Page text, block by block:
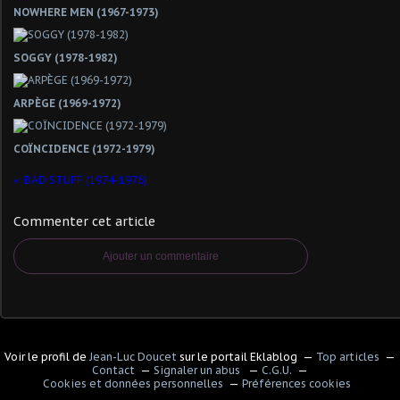
NOWHERE MEN (1967-1973)
SOGGY (1978-1982)
ARPÈGE (1969-1972)
COÏNCIDENCE (1972-1979)
BAD STUFF (1974-1976)
Commenter cet article
Ajouter un commentaire
Voir le profil de Jean-Luc Doucet sur le portail Eklablog
Top articles
Contact
Signaler un abus
C.G.U.
Cookies et données personnelles
Préférences cookies